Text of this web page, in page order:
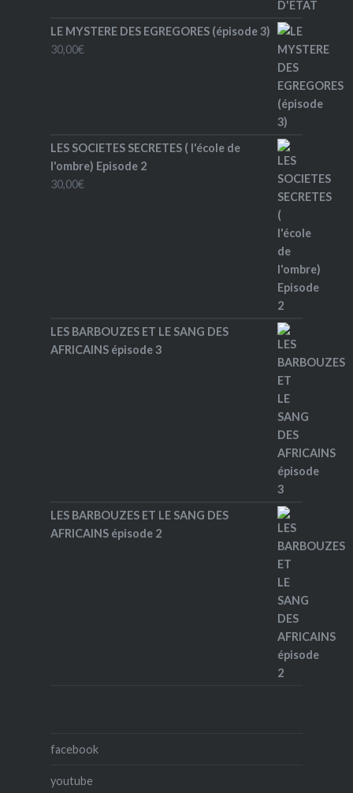
LE MYSTERE DES EGREGORES (épisode 3)
30,00€
LES SOCIETES SECRETES ( l'école de
l'ombre) Episode 2
30,00€
LES BARBOUZES ET LE SANG DES
AFRICAINS épisode 3
LES BARBOUZES ET LE SANG DES
AFRICAINS épisode 2
facebook
youtube